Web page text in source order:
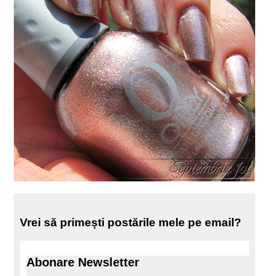
Vrei să primești postările mele pe email?
Abonare Newsletter